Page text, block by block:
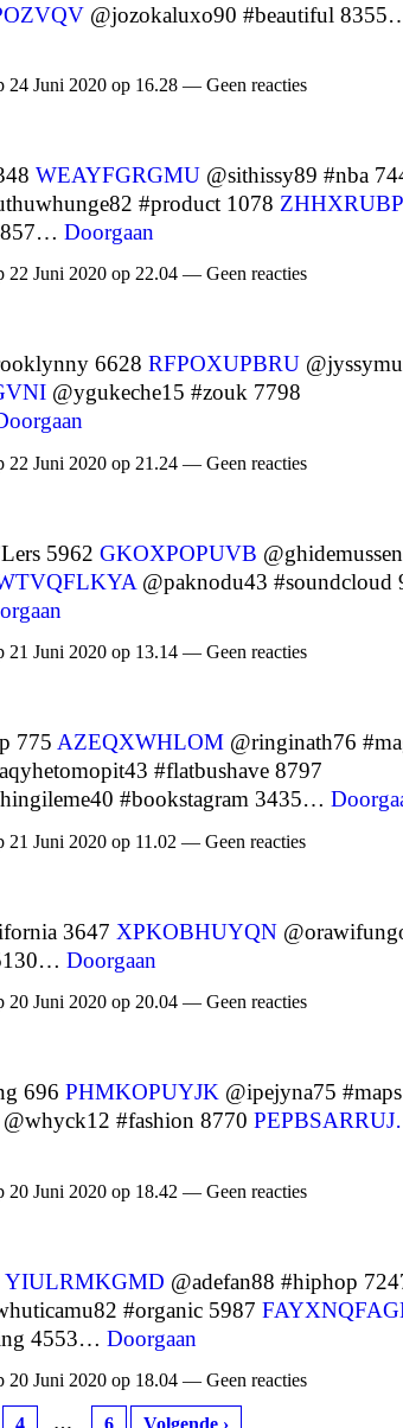
@jozokaluxo90 #beautiful
24 Juni 2020 op 16.28 — Geen reacties
WEAYFGRGMU @sithissy89 #nba
#product 1078
Doorgaan
22 Juni 2020 op 22.04 — Geen reacties
6628 RFPOXUPBRU
@ygukeche15 #zouk 7798
22 Juni 2020 op 21.24 — Geen reacties
5962 GKOXPOPUVB
@paknodu43 #soundcloud
21 Juni 2020 op 13.14 — Geen reacties
775 AZEQXWHLOM @ringinath76
#flatbushave 8797
#bookstagram 3435…
21 Juni 2020 op 11.02 — Geen reacties
3647 XPKOBHUYQN
Doorgaan
20 Juni 2020 op 20.04 — Geen reacties
696 PHMKOPUYJK @ipejyna75 #maps
@whyck12 #fashion 8770
20 Juni 2020 op 18.42 — Geen reacties
YIULRMKGMD @adefan88 #hiphop
#organic 5987
4553… Doorgaan
20 Juni 2020 op 18.04 — Geen reacties
4 … 6 Volgende ›